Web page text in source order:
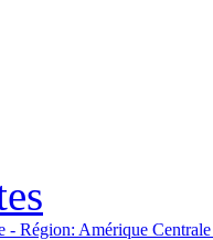
- Région: Amérique